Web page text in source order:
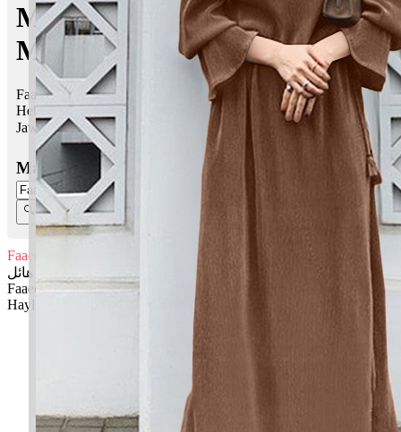
Maksud nama Faaeq Hayl |
Maksud Nama dalam Islam
Faaeq Hayl bermaksud Tertinggi, utama, terkenal, terkemuka;
Hebat, yang disegani
Jawi:فائق هائل
Masukkan Nama:
Faaeq Hayl
فائق هائل
Faaeq: Tertinggi, utama, terkenal, terkemuka
Hayl: Hebat, yang disegani
✚ Baju Baby Custom Nama 'Faaeq Hayl'